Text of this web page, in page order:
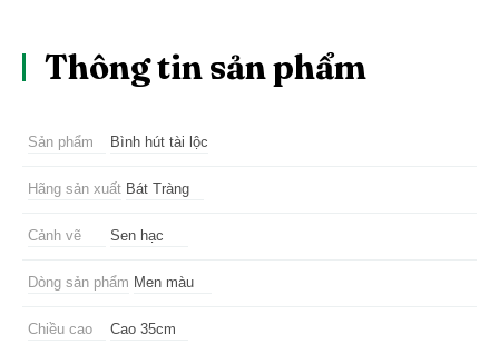
Thông tin sản phẩm
Sản phẩm Bình hút tài lộc
Hãng sản xuất Bát Tràng
Cảnh vẽ Sen hạc
Dòng sản phẩm Men màu
Chiều cao Cao 35cm